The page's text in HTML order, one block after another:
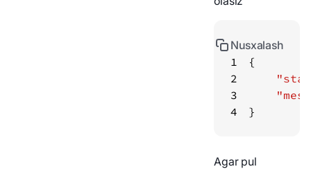
1
2
3
4
}
Nusxalash
Agar pul